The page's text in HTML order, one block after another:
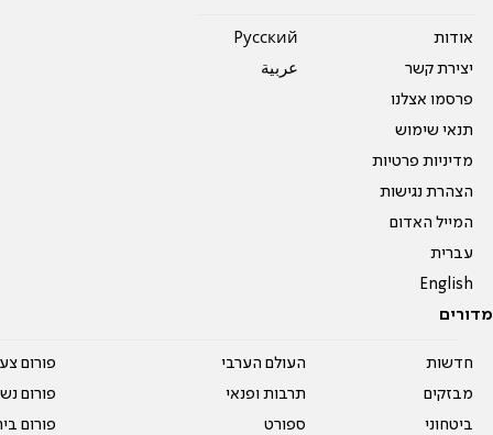
אודות
יצירת קשר
פרסמו אצלנו
תנאי שימוש
מדיניות פרטיות
הצהרת נגישות
המייל האדום
עברית
English
Pусский
عربية
מדורים
חדשות
מבזקים
ביטחוני
העולם הערבי
תרבות ופנאי
ספורט
פורום
פורום
פורום